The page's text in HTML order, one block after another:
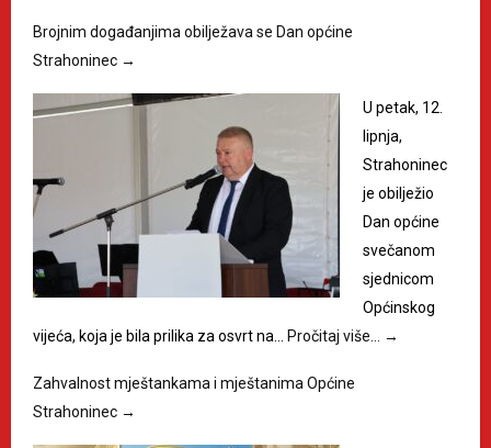
Brojnim događanjima obilježava se Dan općine
Strahoninec →
U petak, 12.
lipnja,
Strahoninec
je obilježio
Dan općine
svečanom
sjednicom
Općinskog
vijeća, koja je bila prilika za osvrt na…
Pročitaj više… →
Zahvalnost mještankama i mještanima Općine
Strahoninec →